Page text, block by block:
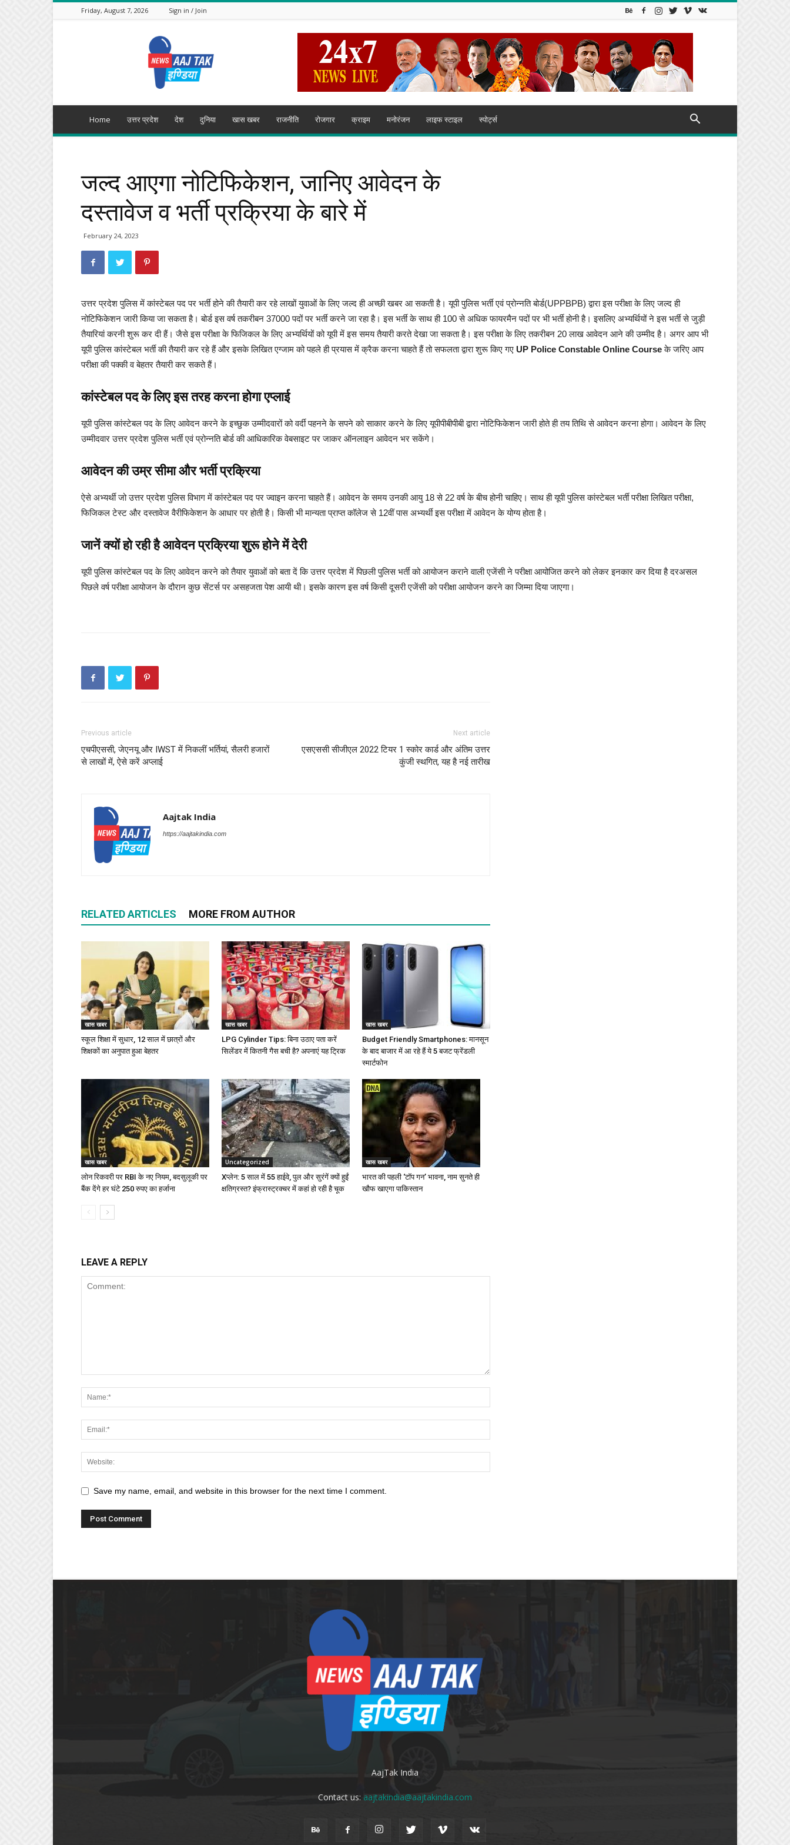
Friday, August 7, 2026 Sign in / Join
India
Home उत्तर प्रदेश देश दुनिया खास खबर राजनीति रोजगार क्राइम मनोरंजन लाइफ स्टाइल स्पोर्ट्स
जल्द आएगा नोटिफिकेशन, जानिए आवेदन के
दस्तावेज व भर्ती प्रक्रिया के बारे में
February 24, 2023
उत्तर प्रदेश पुलिस में कांस्टेबल पद पर भर्ती होने की तैयारी कर रहे लाखों युवाओं के लिए जल्द ही अच्छी खबर आ सकती है। यूपी पुलिस भर्ती एवं प्रोन्नति बोर्ड(UPPBPB) द्वारा इस परीक्षा के लिए जल्द ही
नोटिफिकेशन जारी किया जा सकता है। बोर्ड इस वर्ष तकरीबन 37000 पदों पर भर्ती करने जा रहा है। इस भर्ती के साथ ही 100 से अधिक फायरमैन पदों पर भी भर्ती होनी है। इसलिए अभ्यर्थियों ने इस भर्ती से जुड़ी
तैयारियां करनी शुरू कर दी हैं। जैसे इस परीक्षा के फिजिकल के लिए अभ्यर्थियों को यूपी में इस समय तैयारी करते देखा जा सकता है। इस परीक्षा के लिए तकरीबन 20 लाख आवेदन आने की उम्मीद है। अगर आप भी
यूपी पुलिस कांस्टेबल भर्ती की तैयारी कर रहे हैं और इसके लिखित एग्जाम को पहले ही प्रयास में क्रैक करना चाहते हैं तो सफलता द्वारा शुरू किए गए UP Police Constable Online Courseके जरिए आप
परीक्षा की पक्की व बेहतर तैयारी कर सकते हैं।
कांस्टेबल पद के लिए इस तरह करना होगा एप्लाई
यूपी पुलिस कांस्टेबल पद के लिए आवेदन करने के इच्छुक उम्मीदवारों को वर्दी पहनने के सपने को साकार करने के लिए यूपीपीबीपीबी द्वारा नोटिफिकेशन जारी होते ही तय तिथि से आवेदन करना होगा। आवेदन के लिए
उम्मीदवार उत्तर प्रदेश पुलिस भर्ती एवं प्रोन्नति बोर्ड की आधिकारिक वेबसाइट पर जाकर ऑनलाइन आवेदन भर सकेंगे।
आवेदन की उम्र सीमा और भर्ती प्रक्रिया
ऐसे अभ्यर्थी जो उत्तर प्रदेश पुलिस विभाग में कांस्टेबल पद पर ज्वाइन करना चाहते हैं। आवेदन के समय उनकी आयु 18 से 22 वर्ष के बीच होनी चाहिए। साथ ही यूपी पुलिस कांस्टेबल भर्ती परीक्षा लिखित परीक्षा,
फिजिकल टेस्ट और दस्तावेज वैरीफिकेशन के आधार पर होती है। किसी भी मान्यता प्राप्त कॉलेज से 12वीं पास अभ्यर्थी इस परीक्षा में आवेदन के योग्य होता है।
जानें क्यों हो रही है आवेदन प्रक्रिया शुरू होने में देरी
यूपी पुलिस कांस्टेबल पद के लिए आवेदन करने को तैयार युवाओं को बता दें कि उत्तर प्रदेश में पिछली पुलिस भर्ती को आयोजन कराने वाली एजेंसी ने परीक्षा आयोजित करने को लेकर इनकार कर दिया है दरअसल
पिछले वर्ष परीक्षा आयोजन के दौरान कुछ सेंटर्स पर असहजता पेश आयी थी। इसके कारण इस वर्ष किसी दूसरी एजेंसी को परीक्षा आयोजन करने का जिम्मा दिया जाएगा।
Previous article
एचपीएससी, जेएनयू और IWST में निकलीं भर्तियां, सैलरी हजारों
से लाखों में, ऐसे करें अप्लाई
Next article
एसएससी सीजीएल 2022 टियर 1 स्कोर कार्ड और अंतिम उत्तर
कुंजी स्थगित, यह है नई तारीख
Aajtak India
https://aajtakindia.com
RELATED ARTICLES MORE FROM AUTHOR
खास खबर
स्कूल शिक्षा में सुधार, 12 साल में छात्रों और
शिक्षकों का अनुपात हुआ बेहतर
खास खबर
LPG Cylinder Tips: बिना उठाए पता करें
सिलेंडर में कितनी गैस बची है? अपनाएं यह ट्रिक
खास खबर
Budget Friendly Smartphones: मानसून
के बाद बाजार में आ रहे हैं ये 5 बजट फ्रेंडली
स्मार्टफोन
खास खबर
लोन रिकवरी पर RBI के नए नियम, बदसुलूकी पर
बैंक देंगे हर घंटे 250 रुपए का हर्जाना
Uncategorized
Xप्लेन: 5 साल में 55 हाईवे, पुल और सुरंगें क्यों हुईं
क्षतिग्रस्त? इंफ्रास्ट्रक्चर में कहां हो रही है चूक
खास खबर
भारत की पहली ‘टॉप गन’ भावना, नाम सुनते ही
खौफ खाएगा पाकिस्तान
LEAVE A REPLY
Save my name, email, and website in this browser for the next time I comment.
AajTak India
Contact us: aajtakindia@aajtakindia.com